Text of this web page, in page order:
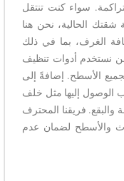
سواء كنت تنتقل
الحالية، نحن هنا
الغرف، بما في ذلك
نستخدم أدوات تنظيف
الأسطح. إضافةً إلى
الوصول إليها مثل خلف
والبقع. فريقنا المحترف
والأسطح لضمان عدم